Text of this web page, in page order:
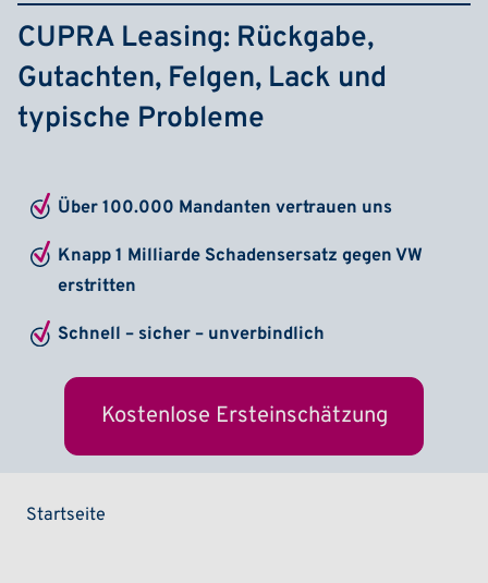
CUPRA Leasing: Rückgabe,
Gutachten, Felgen, Lack und
typische Probleme
Über 100.000 Mandanten vertrauen uns
Knapp 1 Milliarde Schadensersatz gegen VW
erstritten
Schnell – sicher – unverbindlich
Kostenlose Ersteinschätzung
Startseite